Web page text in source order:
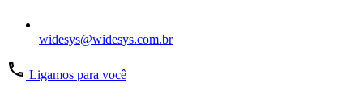
widesys@widesys.com.br
Ligamos para você